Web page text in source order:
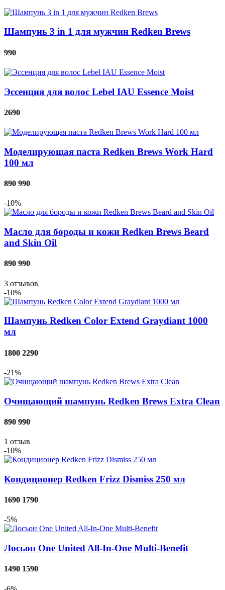
Шампунь 3 in 1 для мужчин Redken Brews
990
Эссенция для волос Lebel IAU Essence Moist
2690
Моделирующая паста Redken Brews Work Hard
100 мл
890 990
-10%
Масло для бороды и кожи Redken Brews Beard
and Skin Oil
890 990
3 отзывов
-10%
Шампунь Redken Color Extend Graydiant 1000
мл
1800 2290
-21%
Очищающий шампунь Redken Brews Extra Clean
890 990
1 отзыв
-10%
Кондиционер Redken Frizz Dismiss 250 мл
1690 1790
-5%
Лосьон One United All-In-One Multi-Benefit
1490 1590